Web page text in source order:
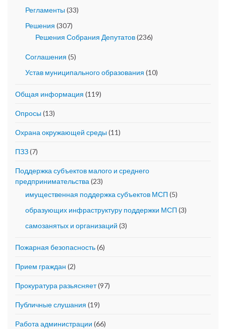
Регламенты(33)
Решения (307)
Решения Собрания Депутатов(236)
Соглашения (5)
Устав муниципального образования (10)
Общая информация (119)
Опросы(13)
Охрана окружающей среды(11)
ПЗЗ(7)
Поддержка субъектов малого и среднего
предпринимательства (23)
имущественная поддержка субъектов МСП (5)
образующих инфраструктуру поддержки МСП (3)
самозанятых и организаций (3)
Пожарная безопасность(6)
Прием граждан (2)
Прокуратура разьясняет(97)
Публичные слушания (19)
Работа администрации (66)